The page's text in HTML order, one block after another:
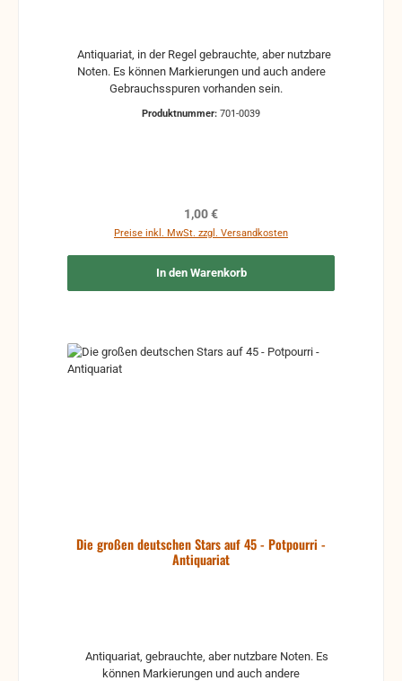
Noten. Es können Markierungen und auch andere
Produktnummer: 701-0039
Regulärer Preis:
1,00 €
Preise inkl. MwSt. zzgl. Versandkosten
In den Warenkorb
Die großen deutschen Stars auf 45 - Potpourri -
Antiquariat
können Markierungen und auch andere